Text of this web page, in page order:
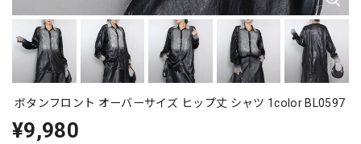
ボタンフロント オーバーサイズ ヒップ丈 シャツ 1color BL0597
¥9,980